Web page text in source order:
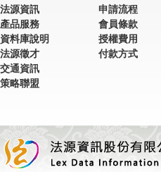
法源資訊
產品服務
資料庫說明
法源徵才
交通資訊
策略聯盟
申請流程
會員條款
授權費用
付款方式